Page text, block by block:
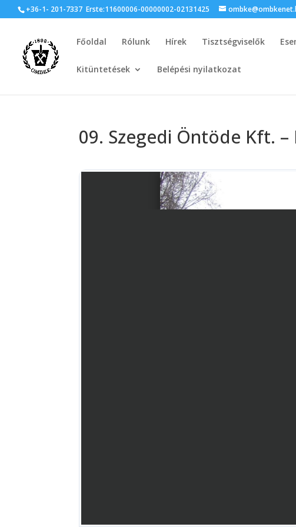
+36-1- 201-7337 Erste:11600006-00000002-02131425
Főoldal Rólunk Hírek Tisztségviselők
Kitüntetések Belépési nyilatkozat
09. Szegedi Öntöde Kft.